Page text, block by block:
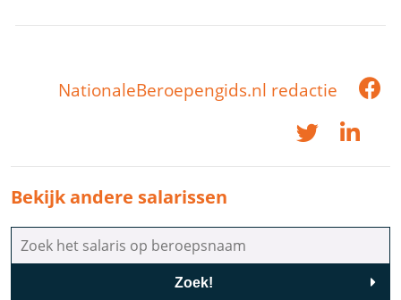
NationaleBeroepengids.nl redactie
Bekijk andere salarissen
Zoek!